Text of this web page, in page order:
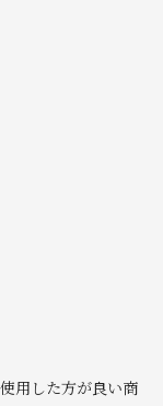
用した方が良い商